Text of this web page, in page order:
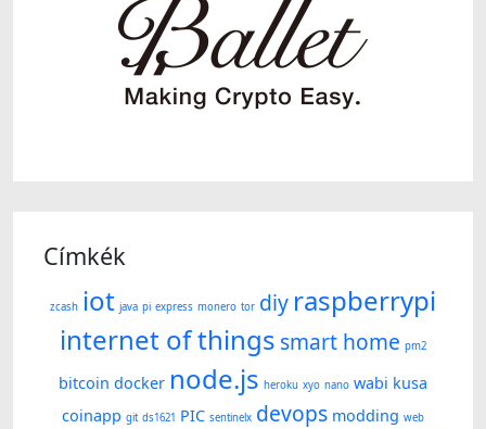
Címkék
zcash iot java pi express monero tor diy raspberrypi
internet of things smart home pm2
bitcoin docker node.js heroku xyo nano wabi kusa
coinapp git ds1621 PIC sentinelx devops modding web